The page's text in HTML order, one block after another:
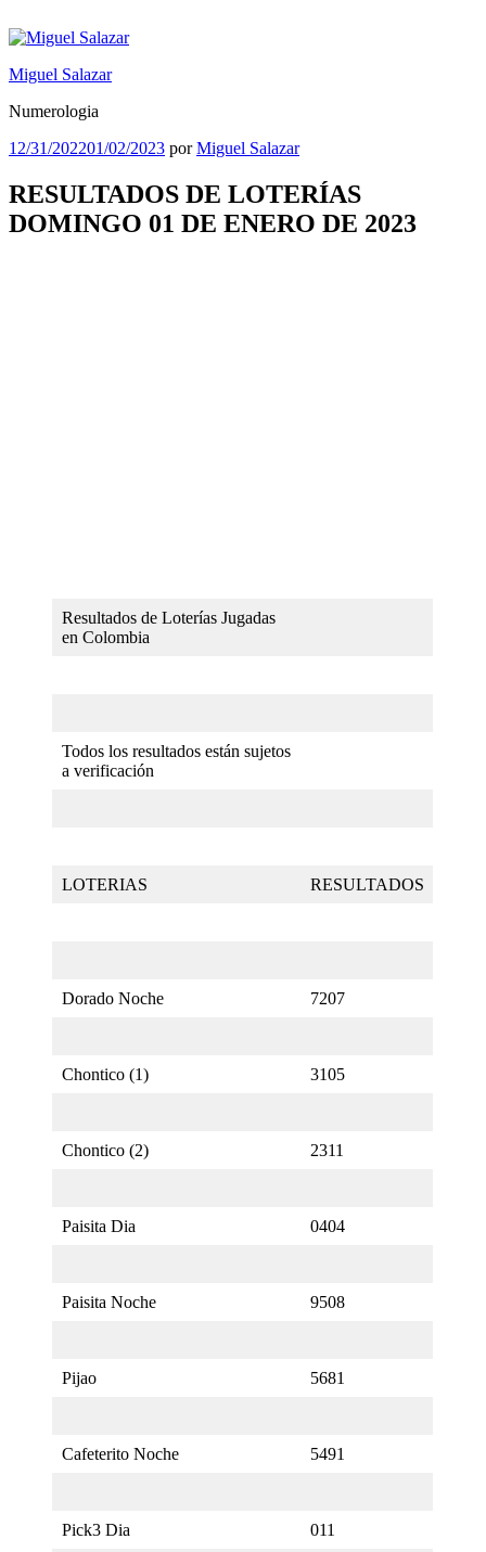
al
Miguel Salazar
Numerologia
Publicado
12/31/202201/02/2023 porMiguel Salazar
RESULTADOS DE LOTERÍAS
DOMINGO 01 DE ENERO DE 2023
Resultados de Loterías Jugadas
en Colombia
Todos los resultados están sujetos
a verificación
LOTERIAS RESULTADOS
Dorado Noche 7207
Chontico (1) 3105
Chontico (2) 2311
Paisita Dia 0404
Paisita Noche 9508
Pijao 5681
Cafeterito Noche 5491
Pick3 Dia 011